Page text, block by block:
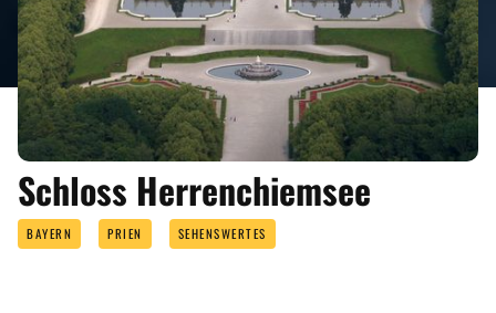
ANGEBOTE
Schloss Herrenchiemsee
BAYERN PRIEN SEHENSWERTES